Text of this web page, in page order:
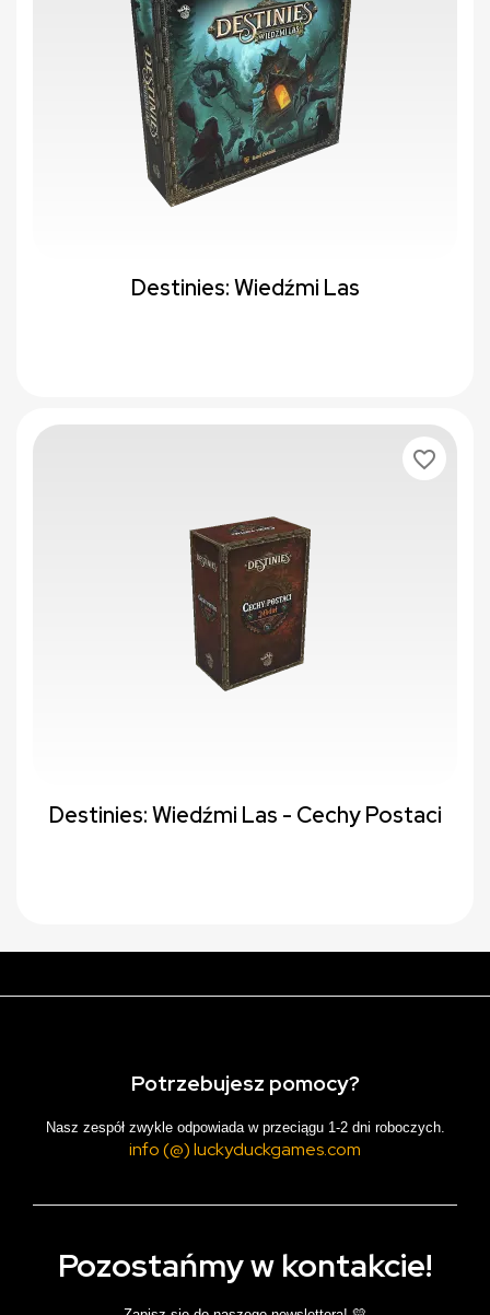
Destinies: Wiedźmi Las
Destinies: Wiedźmi Las - Cechy Postaci
favorite_border
Potrzebujesz pomocy?
Nasz zespół zwykle odpowiada w przeciągu 1-2 dni roboczych.
info (@) luckyduckgames.com
Pozostańmy w kontakcie!